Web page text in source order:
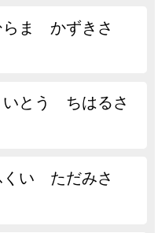
ま かずきさ
とう ちはるさ
い ただみさ